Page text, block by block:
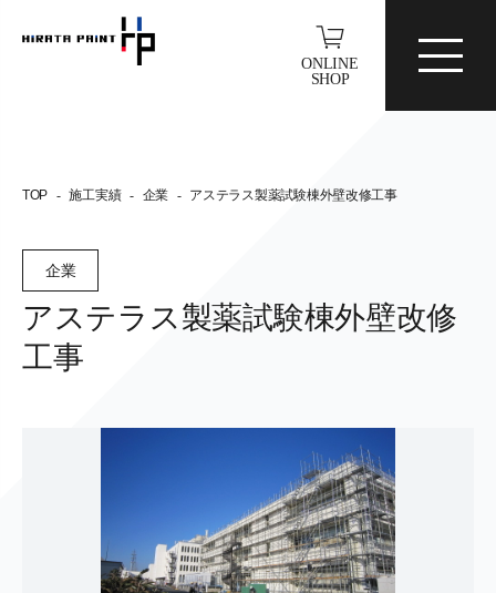
ONLINE
SHOP
TOP -施工実績- 企業 - アステラス製薬試験棟外壁改修工事
企業
アステラス製薬試験棟外壁改修
工事